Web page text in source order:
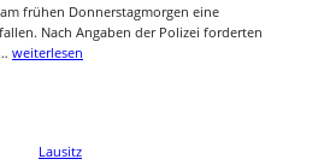
frühen Donnerstagmorgen eine
Nach Angaben der Polizei forderten
weiterlesen
Lausitz